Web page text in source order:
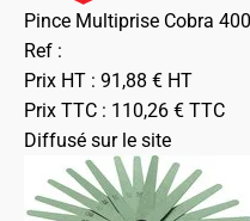
Pince Multiprise Cobra
Ref :
Prix HT : 91,88 € HT
Prix TTC : 110,26 € TTC
Diffusé sur le site